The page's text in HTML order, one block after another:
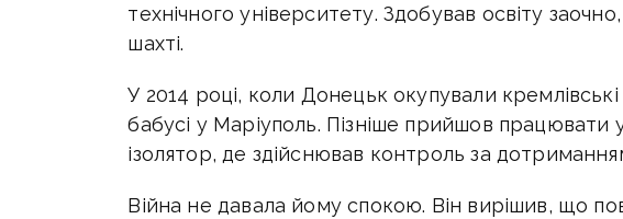
технічного університету. Здобував освіту
шахті.
У 2014 році, коли Донецьк окупували кремлівські
бабусі у Маріуполь. Пізніше прийшов працювати
ізолятор, де здійснював контроль за
Війна не давала йому спокою. Він вирішив, що